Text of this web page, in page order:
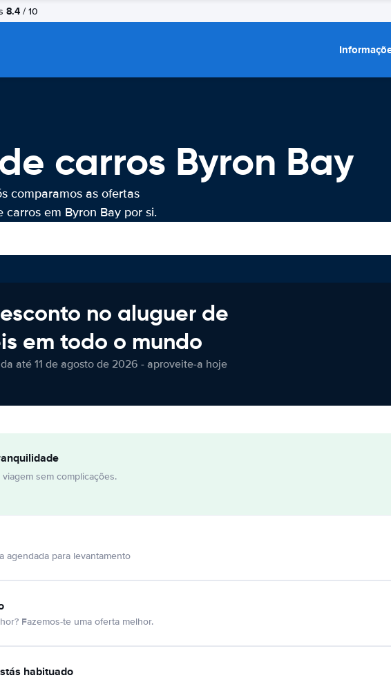
8.4 / 10
carros Byron Bay
comparamos as ofertas
carros em Byron Bay por si.
no aluguer de
em todo o mundo
até 11 de agosto de 2026 - aproveite-a hoje
sem complicações.
agendada para levantamento
Fazemos-te uma oferta melhor.
habituado